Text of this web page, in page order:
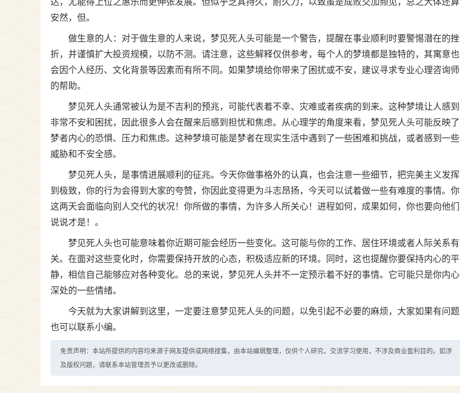
达，尤能得上位之惠乐而更伸张发展。但似乎乏其持久，耐久力，以致虽是成败交加频见，总之大体还算
安然，但。
做生意的人：对于做生意的人来说，梦见死人头可能是一个警告，提醒在事业顺利时要警惕潜在的挫
折，并谨慎扩大投资规模，以防不测。请注意，这些解释仅供参考，每个人的梦境都是独特的，其寓意也
会因个人经历、文化背景等因素而有所不同。如果梦境给你带来了困扰或不安，建议寻求专业心理咨询师
的帮助。
梦见死人头通常被认为是不吉利的预兆，可能代表着不幸、灾难或者疾病的到来。这种梦境让人感到
非常不安和困扰，因此很多人会在醒来后感到担忧和焦虑。从心理学的角度来看，梦见死人头可能反映了
梦者内心的恐惧、压力和焦虑。这种梦境可能是梦者在现实生活中遇到了一些困难和挑战，或者感到一些
威胁和不安全感。
梦见死人头，是事情进展顺利的征兆。今天你做事格外的认真，也会注意一些细节，把完美主义发挥
到极致，你的行为会得到大家的夸赞，你因此变得更为斗志昂扬，今天可以试着做一些有难度的事情。你
这两天会面临向别人交代的状况！你所做的事情，为许多人所关心！进程如何，成果如何，你也要向他们
说说才是！。
梦见死人头也可能意味着你近期可能会经历一些变化。这可能与你的工作、居住环境或者人际关系有
关。在面对这些变化时，你需要保持开放的心态，积极适应新的环境。同时，这也提醒你要保持内心的平
静，相信自己能够应对各种变化。总的来说，梦见死人头并不一定预示着不好的事情。它可能只是你内心
深处的一些情绪。
今天就为大家讲解到这里，一定要注意梦见死人头的问题，以免引起不必要的麻烦，大家如果有问题
也可以联系小编。
免责声明：本站所提供的内容均来源于网友提供或网络搜集，由本站编辑整理，仅供个人研究、交流学习使用，不涉及商业盈利目的。如涉
及版权问题，请联系本站管理员予以更改或删除。